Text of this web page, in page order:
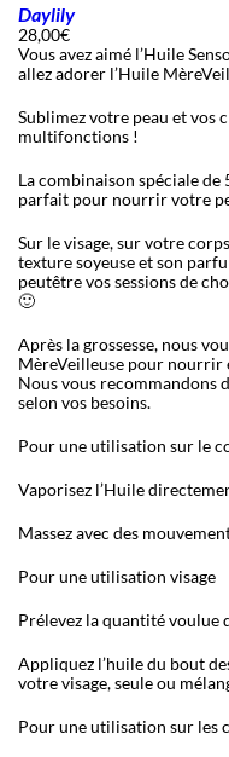
Daylily
28,00€
Vous avez aimé l’Huile
allez adorer l’Huile
Sublimez votre peau et vos
multifonctions !
La combinaison spéciale
parfait pour nourrir votre
Sur le visage, sur votre
texture soyeuse et son
peutêtre vos sessions de
🙂
Après la grossesse, nous
MèreVeilleuse pour nourrir
Nous vous recommandons
selon vos besoins.
Pour une utilisation sur le
Vaporisez l’Huile
Massez avec des
Pour une utilisation visage
Prélevez la quantité voulue
Appliquez l’huile du bout
votre visage, seule ou
Pour une utilisation sur les